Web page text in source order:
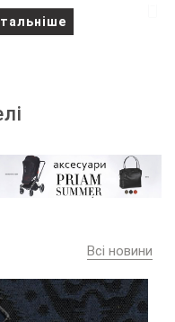
Всі новини